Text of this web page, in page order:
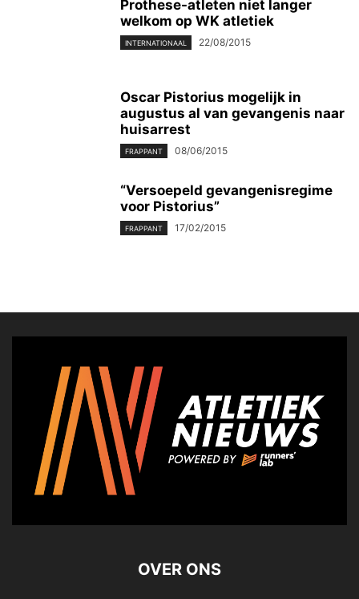
Prothese-atleten niet langer
welkom op WK atletiek
INTERNATIONAAL 22/08/2015
Oscar Pistorius mogelijk in
augustus al van gevangenis naar
huisarrest
FRAPPANT 08/06/2015
“Versoepeld gevangenisregime
voor Pistorius”
FRAPPANT 17/02/2015
OVER ONS